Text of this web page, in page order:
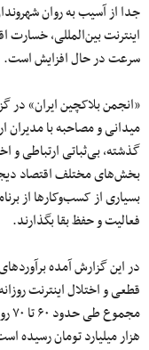
جدا از آسیب به روان
اینترنت بین‌المللی، خسارت
سرعت در حال افزایش است.
«انجمن بلاکچین ایران» در
میدانی و مصاحبه با
گذشته، بی‌ثباتی ارتباطی و
بخش‌های مختلف اقتصاد
بسیاری از کسب‌وکارها از
فعالیت و حفظ بقا بگذارند.
در این گزارش آمده
هزار میلیارد تومان رسیده